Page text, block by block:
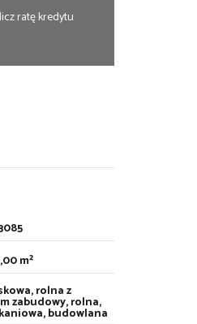
ratę kredytu
m²
rolna z
zabudowy, rolna,
budowlana